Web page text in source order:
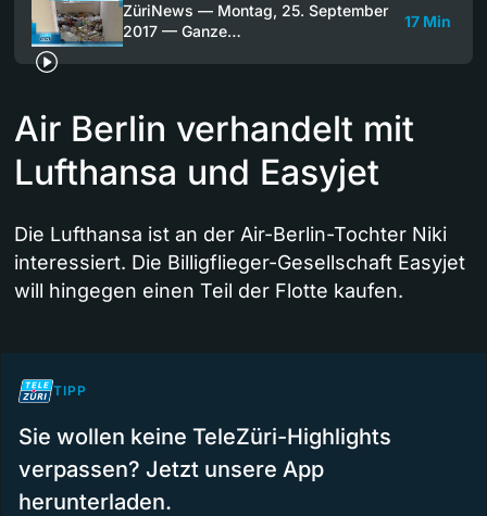
ZüriNews — Montag, 25. September
2017 — Ganze…
17 Min
Air Berlin verhandelt mit
Lufthansa und Easyjet
Die Lufthansa ist an der Air-Berlin-Tochter Niki
interessiert. Die Billigflieger-Gesellschaft Easyjet
will hingegen einen Teil der Flotte kaufen.
TIPP
Sie wollen keine TeleZüri-Highlights
verpassen? Jetzt unsere App
herunterladen.